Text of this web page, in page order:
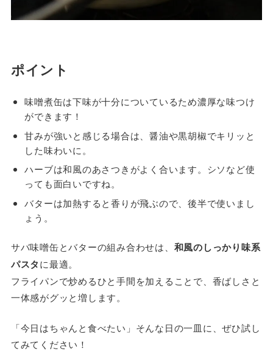
ポイント
味噌煮缶は下味が十分についているため濃厚な味つけ
ができます！
甘みが強いと感じる場合は、醤油や黒胡椒でキリッと
した味わいに。
ハーブは和風のあさつきがよく合います。シソなど使
っても面白いですね。
バターは加熱すると香りが飛ぶので、後半で使いまし
ょう。
サバ味噌缶とバターの組み合わせは、 和風のしっかり味系
パスタに最適。
フライパンで炒めるひと手間を加えることで、香ばしさと
一体感がグッと増します。
「今日はちゃんと食べたい」そんな日の一皿に、ぜひ試し
てみてください！